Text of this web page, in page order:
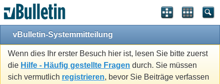
vBulletin-Systemmitteilung
Wenn dies Ihr erster Besuch hier ist, lesen Sie bitte zuerst
die Hilfe - Häufig gestellte Fragen durch. Sie müssen
sich vermutlich registrieren, bevor Sie Beiträge verfassen